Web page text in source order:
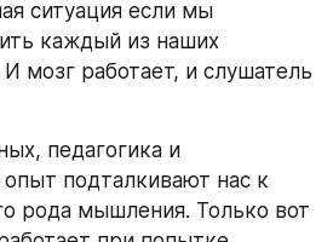
ситуация если мы
каждый из наших
мозг работает, и слушатель
педагогика и
опыт подталкивают нас к
рода мышления. Только вот